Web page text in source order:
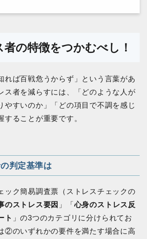
の特徴をつかむべし！
れば百戦危うからず」という言葉があ
ス者を減らすには、「どのような人が
やすいのか」「どの項目で不調を感じ
ることが重要です。
判定基準は
ック簡易調査票（ストレスチェックの
のストレス要因 」「心身のストレス反
ト 」の3つのカテゴリに分けられてお
②のいずれかの要件を満たす場合に高